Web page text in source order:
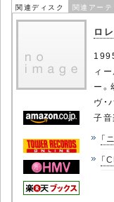
関連ディスク 関連アーテ
ロ
ィ
ー
ヴ
子
「
「